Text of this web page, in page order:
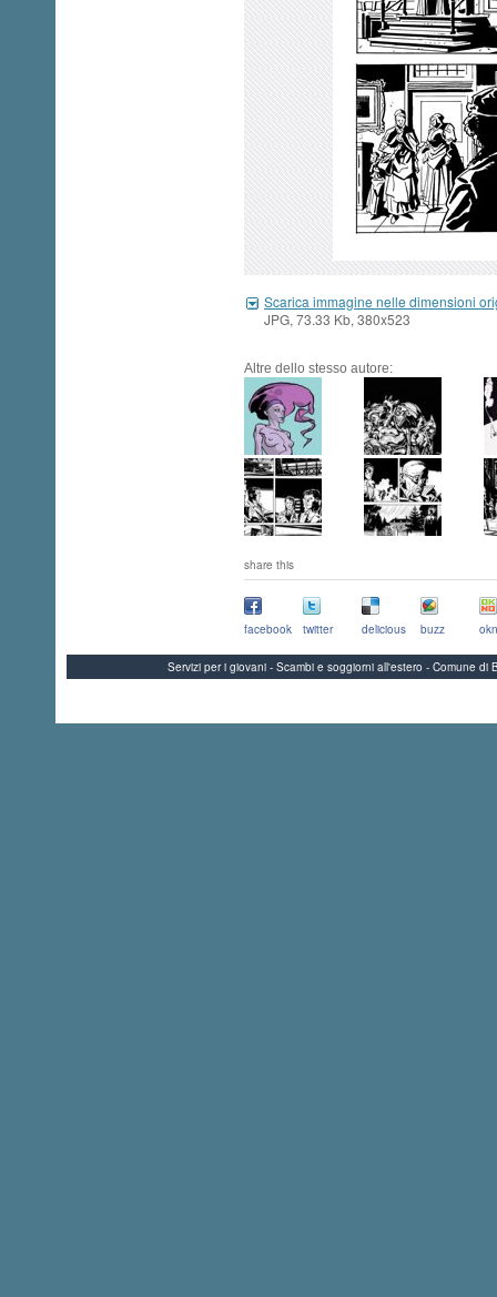
Scarica immagine nelle dimensioni
JPG, 73.33 Kb, 380x523
Altre dello stesso autore:
share this
facebook twitter delicious buzz
Servizi per i giovani - Scambi e soggiorni all'estero - Comune